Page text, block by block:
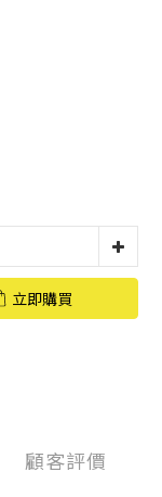
立即購買
顧客評價